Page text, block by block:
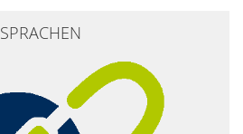
SPRACHEN